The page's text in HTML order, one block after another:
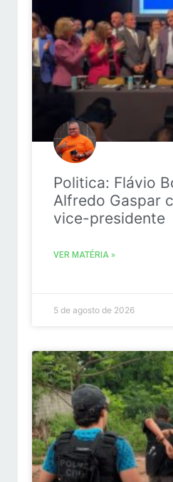
Politica: Flávio
Alfredo Gaspar
vice-presidente
VER MATÉRIA »
5 de agosto de 2026